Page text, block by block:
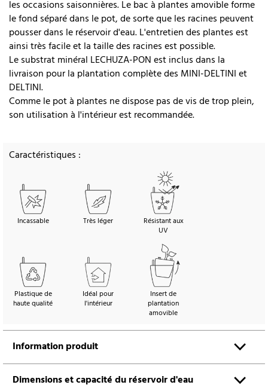
les occasions saisonnières. Le bac à plantes amovible forme
le fond séparé dans le pot, de sorte que les racines peuvent
pousser dans le réservoir d'eau. L'entretien des plantes est
ainsi très facile et la taille des racines est possible.
Le substrat minéral LECHUZA-PON est inclus dans la
livraison pour la plantation complète des MINI-DELTINI et
DELTINI.
Comme le pot à plantes ne dispose pas de vis de trop plein,
son utilisation à l'intérieur est recommandée.
Caractéristiques :
Incassable Très léger
Résistant aux
UV
Plastique de
haute qualité
Idéal pour
l'intérieur
Insert de
plantation
amovible
Information produit
Dimensions et capacité du réservoir d'eau